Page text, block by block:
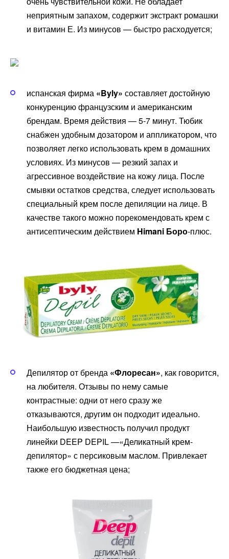
неприятным запахом, содержит экстракт ромашки
и витамин Е. Из минусов — быстро расходуется;
испанская фирма «Byly» составляет достойную
конкуренцию французским и американским
брендам. Время действия — 5-7 минут. Тюбик
снабжен удобным дозатором и аппликатором, что
позволяет легко использовать крем в домашних
условиях. Из минусов — резкий запах и
агрессивное воздействие на кожу лица. После
смывки остатков средства, следует использовать
специальный крем после депиляции на лице. В
качестве такого можно порекомендовать крем с
антисептическим действием Himani Боро-плюс.
Депилятор от бренда «Флоресан», как говорится,
на любителя. Отзывы по нему самые
контрастные: одни от него сразу же
отказываются, другим он подходит идеально.
Наибольшую известность получил продукт
линейки DEEP DEPIL —«Деликатный крем-
депилятор» с персиковым маслом. Привлекает
также его бюджетная цена;